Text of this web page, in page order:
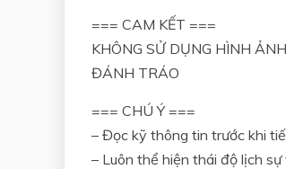
=== CAM KẾT ===
KHÔNG SỬ DỤNG HÌNH
ĐÁNH TRÁO
=== CHÚ Ý ===
– Đọc kỹ thông tin trước khi
– Luôn thể hiện thái độ lịch